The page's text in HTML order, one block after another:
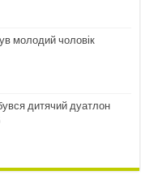
молодий чоловік
дитячий дуатлон